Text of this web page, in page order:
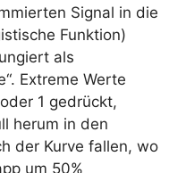
Signal in die
Funktion)
als
Extreme Werte
1 gedrückt,
herum in den
der Kurve fallen, wo
um 50%